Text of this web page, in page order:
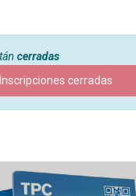
cerradas
Inscripciones cerradas